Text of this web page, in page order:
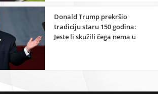
Donald Trump prekršio
tradiciju staru 150 godina:
Jeste li skužili čega nema u